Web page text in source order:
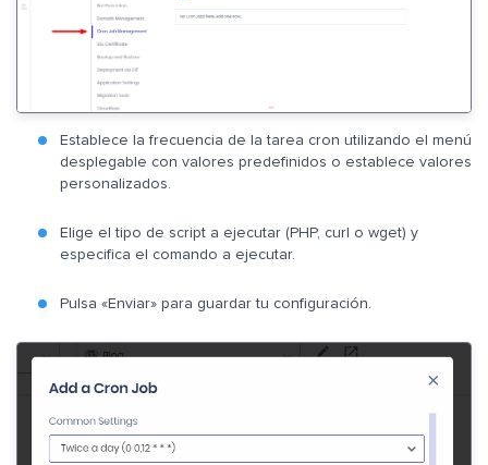
Establece la frecuencia de la tarea cron utilizando el menú
desplegable con valores predefinidos o establece valores
personalizados.
Elige el tipo de script a ejecutar (PHP, curl o wget) y
especifica el comando a ejecutar.
Pulsa «Enviar» para guardar tu configuración.